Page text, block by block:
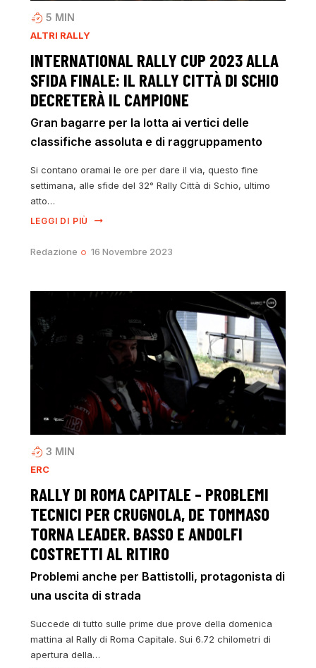
5 MIN
ALTRI RALLY
INTERNATIONAL RALLY CUP 2023 ALLA
SFIDA FINALE: IL RALLY CITTÀ DI SCHIO
DECRETERÀ IL CAMPIONE
Gran bagarre per la lotta ai vertici delle
classifiche assoluta e di raggruppamento
Si contano oramai le ore per dare il via, questo fine
settimana, alle sfide del 32° Rally Città di Schio, ultimo
atto…
LEGGI DI PIÙ
Redazione 16 Novembre 2023
3 MIN
ERC
RALLY DI ROMA CAPITALE – PROBLEMI
TECNICI PER CRUGNOLA, DE TOMMASO
TORNA LEADER. BASSO E ANDOLFI
COSTRETTI AL RITIRO
Problemi anche per Battistolli, protagonista di
una uscita di strada
Succede di tutto sulle prime due prove della domenica
mattina al Rally di Roma Capitale. Sui 6.72 chilometri di
apertura della…